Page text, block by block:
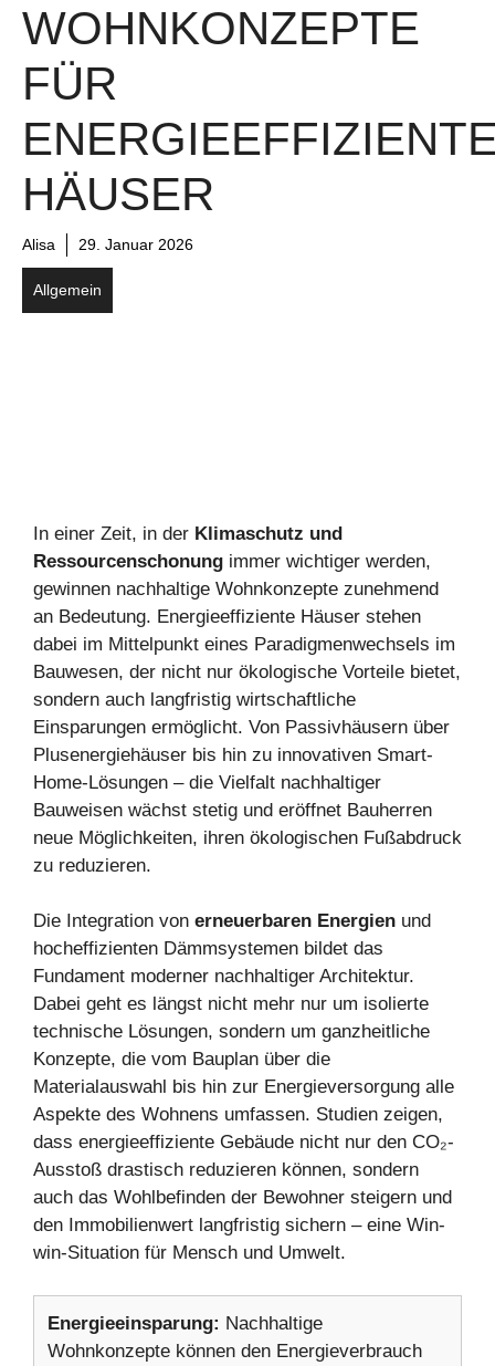
WOHNKONZEPTE
FÜR
HÄUSER
Alisa 29. Januar 2026
Allgemein
In einer Zeit, in der Klimaschutz und
Ressourcenschonung immer wichtiger werden,
gewinnen nachhaltige Wohnkonzepte zunehmend
an Bedeutung. Energieeffiziente Häuser stehen
dabei im Mittelpunkt eines Paradigmenwechsels im
Bauwesen, der nicht nur ökologische Vorteile bietet,
sondern auch langfristig wirtschaftliche
Einsparungen ermöglicht. Von Passivhäusern über
Plusenergiehäuser bis hin zu innovativen Smart-
Home-Lösungen – die Vielfalt nachhaltiger
Bauweisen wächst stetig und eröffnet Bauherren
neue Möglichkeiten, ihren ökologischen Fußabdruck
zu reduzieren.
Die Integration von erneuerbaren Energien und
hocheffizienten Dämmsystemen bildet das
Fundament moderner nachhaltiger Architektur.
Dabei geht es längst nicht mehr nur um isolierte
technische Lösungen, sondern um ganzheitliche
Konzepte, die vom Bauplan über die
Materialauswahl bis hin zur Energieversorgung alle
Aspekte des Wohnens umfassen. Studien zeigen,
dass energieeffiziente Gebäude nicht nur den CO₂-
Ausstoß drastisch reduzieren können, sondern
auch das Wohlbefinden der Bewohner steigern und
den Immobilienwert langfristig sichern – eine Win-
win-Situation für Mensch und Umwelt.
Energieeinsparung: Nachhaltige
Wohnkonzepte können den Energieverbrauch